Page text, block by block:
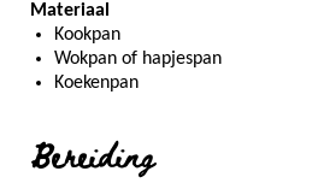
Materiaal
Kookpan
Wokpan of hapjespan
Koekenpan
Bereiding